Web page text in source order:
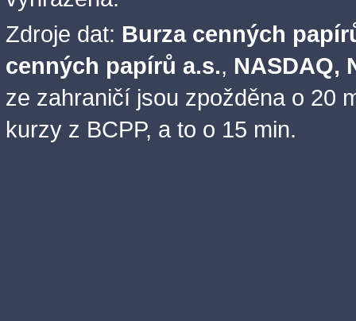
Zdroje dat: Burza cenných
cenných papírů a.s., NASDAQ,
ze zahraničí jsou zpožděna o 20
kurzy z BCPP, a to o 15 min.